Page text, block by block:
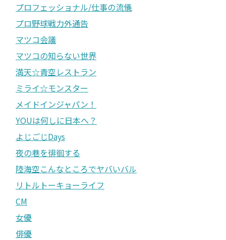
プロフェッショナル/仕事の流儀
プロ野球戦力外通告
マツコ会議
マツコの知らない世界
満天☆青空レストラン
ミライ☆モンスター
メイドインジャパン！
YOUは何しに日本へ？
よじごじDays
夜の巷を徘徊する
陸海空こんなところでヤバいバル
リトルトーキョーライフ
CM
女優
俳優